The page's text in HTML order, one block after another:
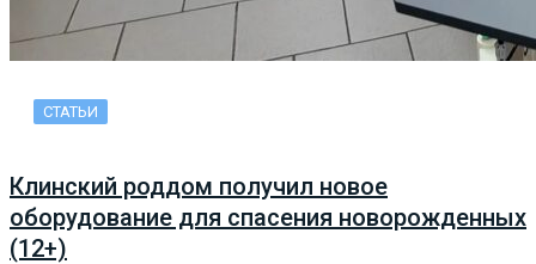
СТАТЬИ
Клинский роддом получил новое
оборудование для спасения новорожденных
(12+)